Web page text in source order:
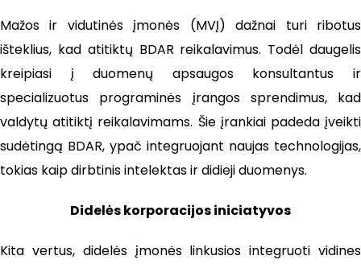
Mažos ir vidutinės įmonės (MVĮ) dažnai turi ribotus
išteklius, kad atitiktų BDAR reikalavimus. Todėl daugelis
kreipiasi į duomenų apsaugos konsultantus ir
specializuotus programinės įrangos sprendimus, kad
valdytų atitiktį reikalavimams. Šie įrankiai padeda įveikti
sudėtingą BDAR, ypač integruojant naujas technologijas,
tokias kaip dirbtinis intelektas ir didieji duomenys.
Didelės korporacijos iniciatyvos
Kita vertus, didelės įmonės linkusios integruoti vidines